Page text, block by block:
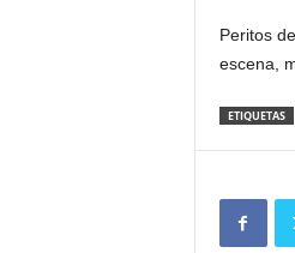
Peritos
escena,
ETIQUETAS